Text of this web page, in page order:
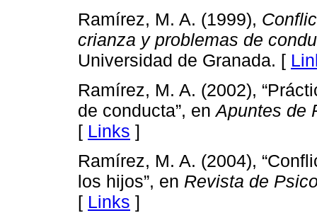
Ramírez, M. A. (1999),
crianza y problemas de
Universidad de Granada. [
Ramírez, M. A. (2002),
de conducta”, enApuntes de
[ Links ]
Ramírez, M. A. (2004),
los hijos”, en Revista de
[ Links ]